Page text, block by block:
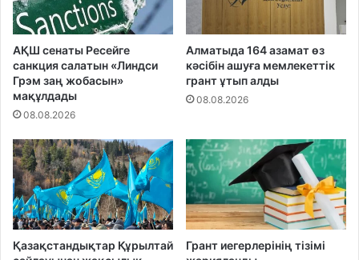
АҚШ сенаты Ресейге
санкция салатын «Линдси
Грэм заң жобасын»
мақұлдады
08.08.2026
Алматыда 164 азамат өз
кәсібін ашуға мемлекеттік
грант ұтып алды
08.08.2026
Қазақстандықтар Құрылтай
Грант иегерлерінің тізімі